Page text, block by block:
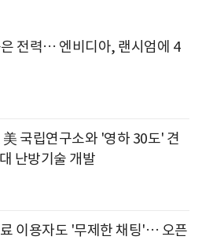
전력… 엔비디아, 랜시엄에 4
국립연구소와 '영하 30도' 견
난방기술 개발
이용자도 '무제한 채팅'… 오픈